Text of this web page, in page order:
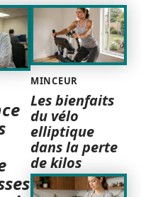
MINCEUR
Les bienfaits
du vélo
elliptique
dans la perte
de kilos